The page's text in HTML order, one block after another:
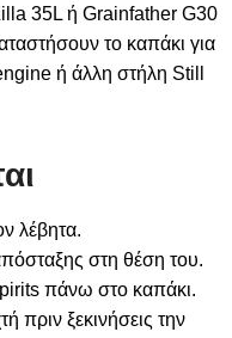
35L ή Grainfather G30
το καπάκι για
ή άλλη στήλη Still
λέβητα.
στη θέση του.
πάνω στο καπάκι.
πριν ξεκινήσεις την